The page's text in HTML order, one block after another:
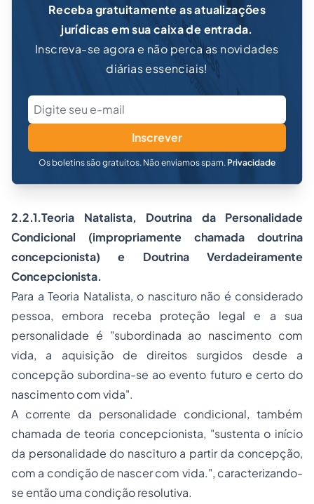
Receba gratuitamente as atualizações
jurídicas em sua caixa de entrada.
Inscreva-se agora e não perca as novidades
diárias essenciais!
Inscrever
Os boletins são gratuitos. Não enviamos spam. Privacidade
2.2.1.Teoria Natalista, Doutrina da Personalidade
Condicional (impropriamente chamada doutrina
concepcionista) e Doutrina Verdadeiramente
Concepcionista.
Para a Teoria Natalista, o nascituro não é considerado
pessoa, embora receba proteção legal e a sua
personalidade é "subordinada ao nascimento com
vida, a aquisição de direitos surgidos desde a
concepção subordina-se ao evento futuro e certo do
nascimento com vida".
A corrente da personalidade condicional, também
chamada de teoria concepcionista, "sustenta o início
da personalidade do nascituro a partir da concepção,
com a condição de nascer com vida.", caracterizando-
se então uma condição resolutiva.